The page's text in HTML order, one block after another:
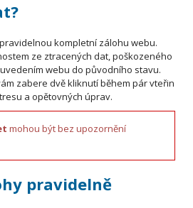
kompletní zálohu webu.
ze ztracených dat, poškozeného
webu do původního stavu.
zabere dvě kliknutí během pár vteřin
a opětovných úprav.
mohou být bez upozornění
pravidelně